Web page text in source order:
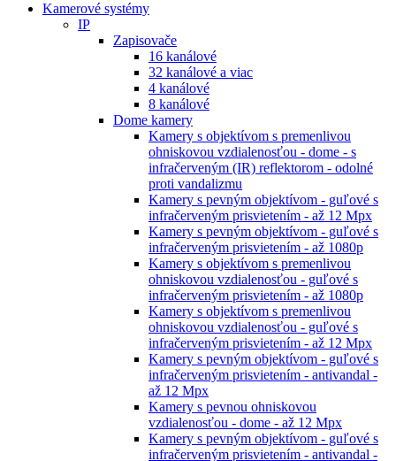
Kamerové systémy
IP
Zapisovače
16 kanálové
32 kanálové a viac
4 kanálové
8 kanálové
Dome kamery
Kamery s objektívom s premenlivou
ohniskovou vzdialenosťou - dome - s
infračerveným (IR) reflektorom - odolné
proti vandalizmu
Kamery s pevným objektívom - guľové s
infračerveným prisvietením - až 12 Mpx
Kamery s pevným objektívom - guľové s
infračerveným prisvietením - až 1080p
Kamery s objektívom s premenlivou
ohniskovou vzdialenosťou - guľové s
infračerveným prisvietením - až 1080p
Kamery s objektívom s premenlivou
ohniskovou vzdialenosťou - guľové s
infračerveným prisvietením - až 12 Mpx
Kamery s pevným objektívom - guľové s
infračerveným prisvietením - antivandal -
až 12 Mpx
Kamery s pevnou ohniskovou
vzdialenosťou - dome - až 12 Mpx
Kamery s pevným objektívom - guľové s
infračerveným prisvietením - antivandal -